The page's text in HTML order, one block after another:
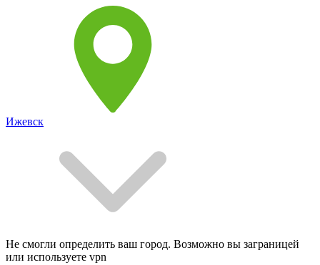
Ижевск
Не смогли определить ваш город. Возможно вы заграницей
или используете vpn